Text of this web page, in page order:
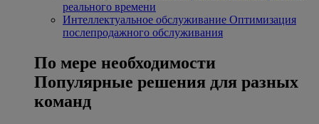
реального времени
Интеллектуальное обслуживание Оптимизация
послепродажного обслуживания
По мере необходимости
Популярные решения для разных
команд